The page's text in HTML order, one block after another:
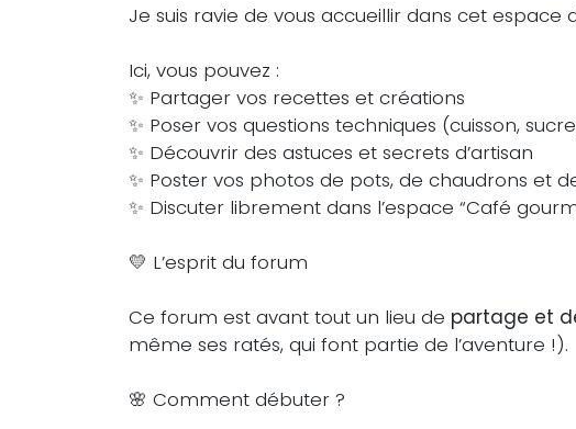
Je suis ravie de vous accueillir dans cet
Ici, vous pouvez :
✨ Partager vos recettes et créations
✨ Poser vos questions techniques (cuisson,
✨ Découvrir des astuces et secrets d’artisan
✨ Poster vos photos de pots, de chaudrons et
✨ Discuter librement dans l’espace “Café
💛 L’esprit du forum
Ce forum est avant tout un lieu de partage et
même ses ratés, qui font partie de l’aventure !).
🌸 Comment débuter ?